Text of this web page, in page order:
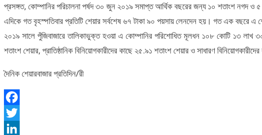
প্রসঙ্গত, কোম্পানির পরিচালনা পর্ষদ ৩০ জুন ২০১৯ সমাপ্ত আর্থিক বছরের জন্য ১০ শতাংশ নগদ ও
এদিকে গত বৃহস্পতিবার প্রতিটি শেয়ার সর্বশেষ ৬৭ টাকা ৯০ পয়সায় লেনদেন হয়। গত এক বছরে এ
২০১৯ সালে পুঁজিবাজারে তালিকাভুক্ত হওয়া এ কোম্পানির পরিশোধিত মূলধন ১০৮ কোটি ১৩ লাখ
শতাংশ শেয়ার, প্রাতিষ্ঠানিক বিনিয়োগকারীদের কাছে ২৫.৯১ শতাংশ শেয়ার ও সাধারণ
দৈনিক শেয়ারবাজার প্রতিদিন/রী
Facebook
Twitter